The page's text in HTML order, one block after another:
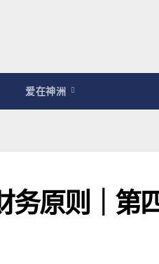
爱在神洲
务原则｜第